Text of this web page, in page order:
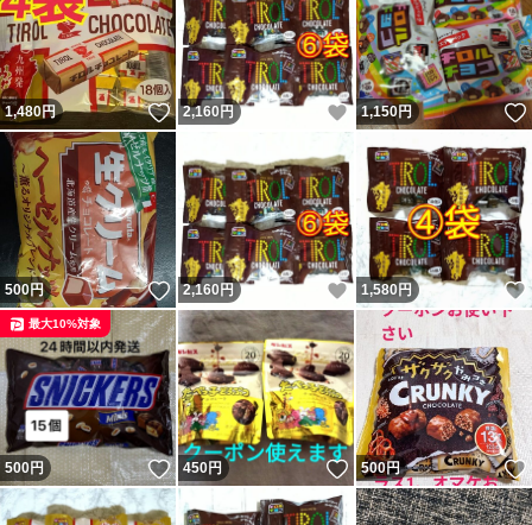
1,480円 いいね！
2,160 円 いいね！
1,150円
500円 いいね！
2,160 円 いいね！
1,580円
500円 いいね！
最大10%対象
450円 いいね！
500円